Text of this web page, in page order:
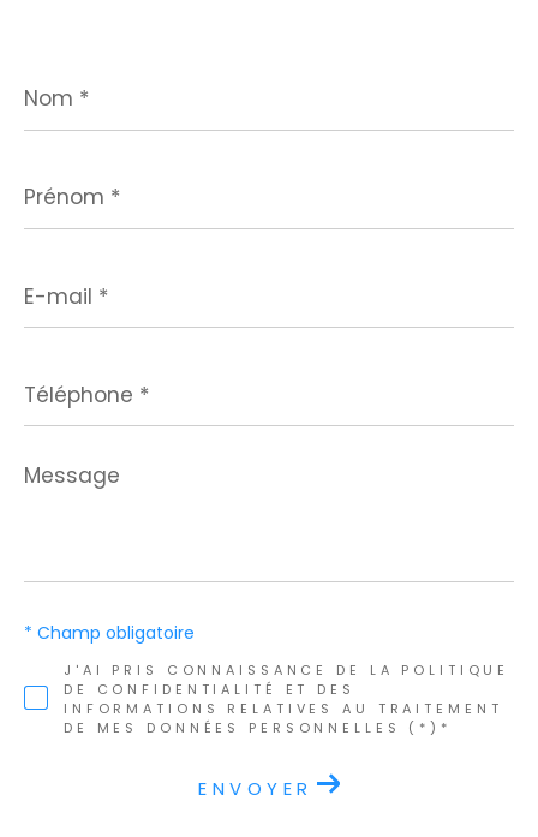
*
*
mail
*
*
Message
*
J'AI PRIS CONNAISSANCE DE LA POLITIQUE
DE CONFIDENTIALITÉ ET DES
INFORMATIONS RELATIVES AU TRAITEMENT
DE MES DONNÉES PERSONNELLES (*)*
* Champ obligatoire
ENVOYER